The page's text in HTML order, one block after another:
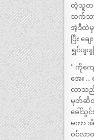
တဲ့သူတစ်
သက်သာ
အဲ့ဒီထဲမှ
ပြီး
ရွှင်ပျပ
” ကိုကျ
အေး
လာသည်
မုတ်ဆိတ်
ခေါ်သွ
မကာ
ဝင်လာ